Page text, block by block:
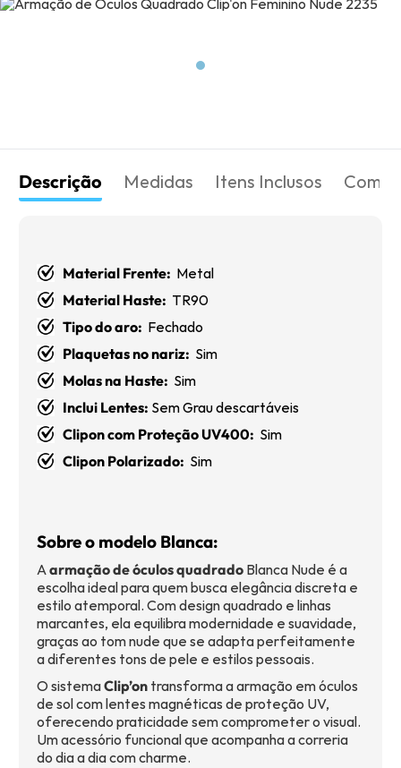
Descrição Medidas Itens Inclusos Como
Material Frente: Metal
Material Haste: TR90
Tipo do aro: Fechado
Plaquetas no nariz: Sim
Molas na Haste: Sim
Inclui Lentes: Sem Grau descartáveis
Clipon com Proteção UV400: Sim
Clipon Polarizado: Sim
Sobre o modelo Blanca:
Aarmação de óculos quadrado Blanca Nude é a
escolha ideal para quem busca elegância discreta e
estilo atemporal. Com design quadrado e linhas
marcantes, ela equilibra modernidade e suavidade,
graças ao tom nude que se adapta perfeitamente
a diferentes tons de pele e estilos pessoais.
O sistemaClip’on transforma a armação em óculos
de sol com lentes magnéticas de proteção UV,
oferecendo praticidade sem comprometer o visual.
Um acessório funcional que acompanha a correria
do dia a dia com charme.